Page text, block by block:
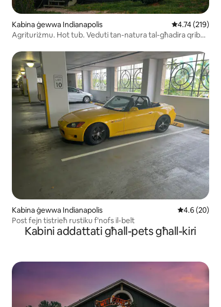
Kabina ġewwa Indianapolis Rating medju
4.74 (219)
Agrituriżmu. Hot tub. Veduti tan-natura tal-għadira qrib
Kabina ġewwa Indianapolis Rating
4.6 (20)
Post fejn tistrieħ rustiku f'nofs il-belt
Kabini addattati għall-pets għall-kiri